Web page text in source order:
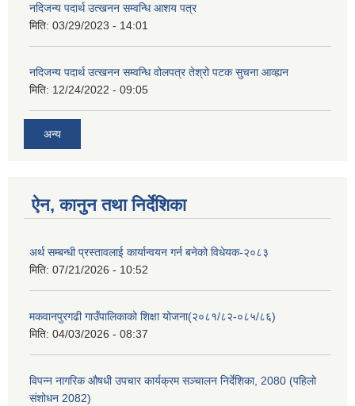
नदिजन्य पदार्थ उत्खनन सम्वन्धि आशय पत्र
मिति: 03/29/2023 - 14:01
नदिजन्य पदार्थ उत्खनन सम्वन्धि वोलपत्र तेश्रो पटक सुचना आव्ह्यन
मिति: 12/24/2022 - 09:05
अन्य
ऐन, कानुन तथा निर्देशिका
अर्थ सम्बन्धी प्रस्तावलाई कार्यान्वयन गर्न बनेको विधेयक-२०८३
मिति: 07/21/2026 - 10:52
मकवानपुरगढी गाउँपालिकाको शिक्षा योजना(२०८१/८२-०८५/८६)
मिति: 04/03/2026 - 08:37
विपन्न नागरिक औषधी उपचार कार्यक्रम सञ्चालन निर्देशिका, 2080 (पहिलो
संशोधन 2082)